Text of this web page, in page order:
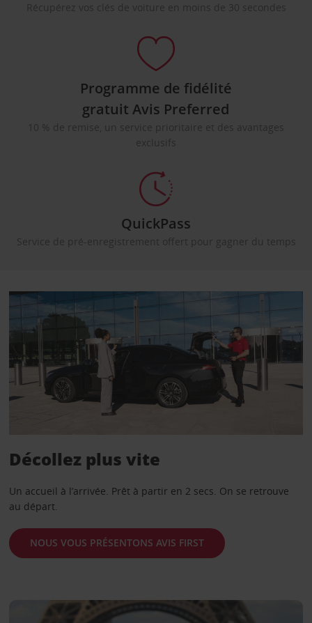
Récupérez vos clés de voiture en moins de 30 secondes
Programme de fidélité
gratuit Avis Preferred
10 % de remise, un service prioritaire et des avantages
exclusifs
QuickPass
Service de pré-enregistrement offert pour gagner du temps
Décollez plus vite
Un accueil à l’arrivée. Prêt à partir en 2 secs. On se retrouve
au départ.
NOUS VOUS PRÉSENTONS AVIS FIRST